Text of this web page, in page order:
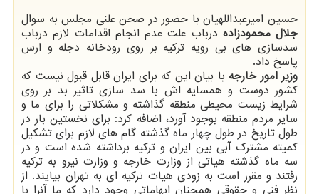
حسین امیرعبداللهیان با حضور در صحن علنی مجلس به سوال
جلال محمودزاده درباب علت عدم انجام اقدامات لازم درباب
سدسازی های بی رویه ترکیه بر روی رودخانه دجله و ارس
پاسخ داد.
وزیر امور خارجه با بیان این که برای ایران قابل قبول نیست که
کشور دوست و همسایه اش با سد سازی تاثیر بد بر روی
شرایط زیست محیطی منطقه گذاشته و مشکلاتی را برای ما و
سایر مردم منطقه بوجود آورد، اضافه کرد: برای نخستین بار در
طول تاریخ در طول چهار ماه گذشته گام های لازم برای تشکیل
کمیته مشترک آبی بین ایران و ترکیه برداشته شده است و در
سه ماه گذشته هیاتی از وزارت خارجه و وزارت نیرو به ترکیه
رفتند و مقرر است به زودی هیات ترکیه ای به تهران بیایند. از